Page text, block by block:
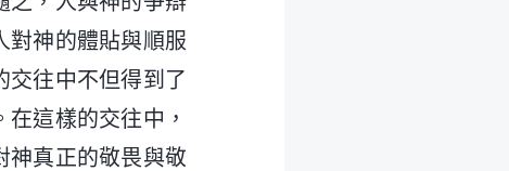
對神的體貼與順服
交往中不但得到了
這樣的交往中，
神真正的敬畏與敬